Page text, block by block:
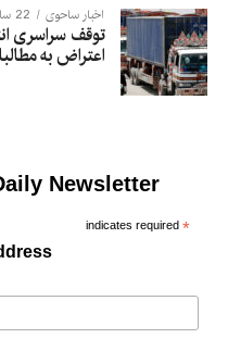
اخبار ساحوی 22 ساعت ago
توقف سراسری
اعتراض به
Newsletter
*